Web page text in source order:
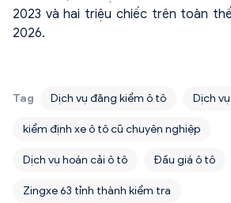
2023 và hai triệu chiếc trên toàn
2026.
Tag Dịch vụ đăng kiểm ô tô Dịch
kiểm định xe ô tô cũ chuyên nghiệp
Dịch vụ hoán cải ô tô Đấu giá ô tô
Zingxe 63 tỉnh thành kiểm tra